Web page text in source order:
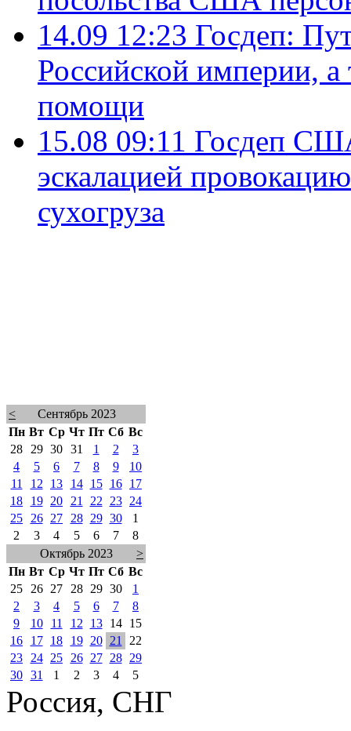
14.09 12:23 Госдеп:
Российской империи,
помощи
15.08 09:11 Госдеп
эскалацией
сухогруза
<
Сентябрь 2023
Пн Вт Ср Чт Пт Сб Вс
28
29 30 31 1 2
3
4
5 6 7 8 9
10
11
12 13 14 15 16
17
18
19 20 21 22 23
24
25
26 27 28 29 30
1
2
3 4 5 6 7
8
Октябрь 2023
>
Пн Вт Ср Чт Пт Сб Вс
25
26 27 28 29 30
1
2
3 4 5 6 7
8
9
10 11 12 13 14
15
16
17 18 19 20 21
22
23
24 25 26 27 28
29
30 31 1 2 3 4 5
Россия, СНГ